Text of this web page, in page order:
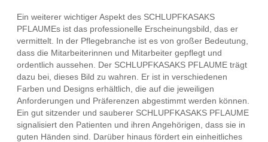
Ein weiterer wichtiger Aspekt des SCHLUPFKASAKS
PFLAUMEs ist das professionelle Erscheinungsbild, das er
vermittelt. In der Pflegebranche ist es von großer Bedeutung,
dass die Mitarbeiterinnen und Mitarbeiter gepflegt und
ordentlich aussehen. Der SCHLUPFKASAKS PFLAUME trägt
dazu bei, dieses Bild zu wahren. Er ist in verschiedenen
Farben und Designs erhältlich, die auf die jeweiligen
Anforderungen und Präferenzen abgestimmt werden können.
Ein gut sitzender und sauberer SCHLUPFKASAKS PFLAUME
signalisiert den Patienten und ihren Angehörigen, dass sie in
guten Händen sind. Darüber hinaus fördert ein einheitliches